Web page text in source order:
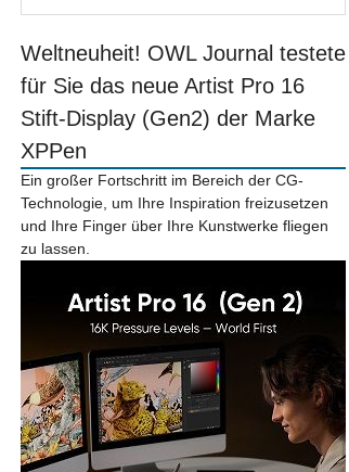
Weltneuheit! OWL Journal testete
für Sie das neue Artist Pro 16
Stift-Display (Gen2) der Marke
XPPen
Ein großer Fortschritt im Bereich der CG-
Technologie, um Ihre Inspiration freizusetzen
und Ihre Finger über Ihre Kunstwerke fliegen
zu lassen.